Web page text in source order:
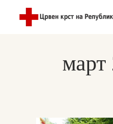
март